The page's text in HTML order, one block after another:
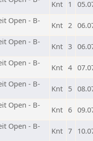
Knt 1
Open - B-
Knt 2
Open - B-
Knt 3
Open - B-
Knt 4
Open - B-
Knt 5
Open - B-
Knt 6
Open - B-
Knt 7